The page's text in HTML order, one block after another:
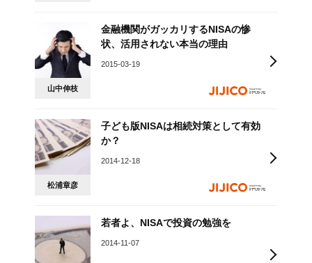
山中伸枝
金融機関がガッカリするNISAの惨
状、活用されない本当の理由
2015-03-19
松浦章彦
子ども版NISAは相続対策として有効
か？
2014-12-18
若者よ、NISAで投資の勉強を
2014-11-07